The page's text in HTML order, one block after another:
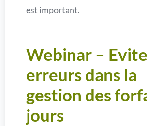
est important.
Webinar –
erreurs dans la
gestion des
jours